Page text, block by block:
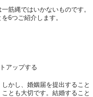
筋縄ではいかないものです。
6つご紹介します。
アップする
かし、婚姻届を提出すること
とも大切です。結婚すること